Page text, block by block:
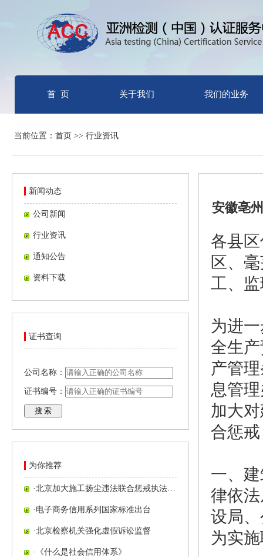
首 页 关于我们 我们的业务
当前位置：首页 >> 行业资讯
新闻动态
公司新闻
行业资讯
通知公告
资料下载
证书查询
公司名称：
证书编号：
为你推荐
·北京加大施工扬尘违法联合惩戒执法…
· 电子商务信用系列国家标准出台
·北京检察机关强化虚假诉讼监督
· 《什么是社会信用体系》
安徽亳
各县
区、
工、
为进
全生
产管
息管
加大
合惩
一、
律依
设局
为实